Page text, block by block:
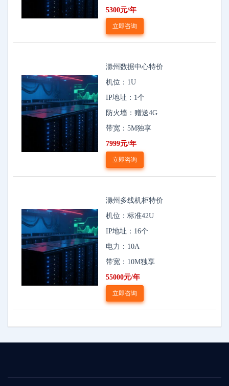
5300元/年
立即咨询
滁州数据中心特价
机位：1U
IP地址：1个
防火墙：赠送4G
带宽：5M独享
7999元/年
立即咨询
滁州多线机柜特价
机位：标准42U
IP地址：16个
电力：10A
带宽：10M独享
55000元/年
立即咨询